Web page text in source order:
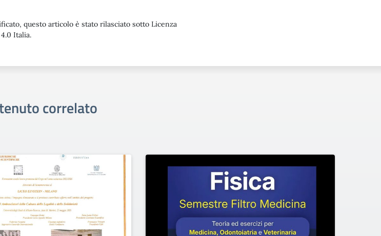
questo articolo è stato rilasciato sotto Licenza
Italia.
correlato